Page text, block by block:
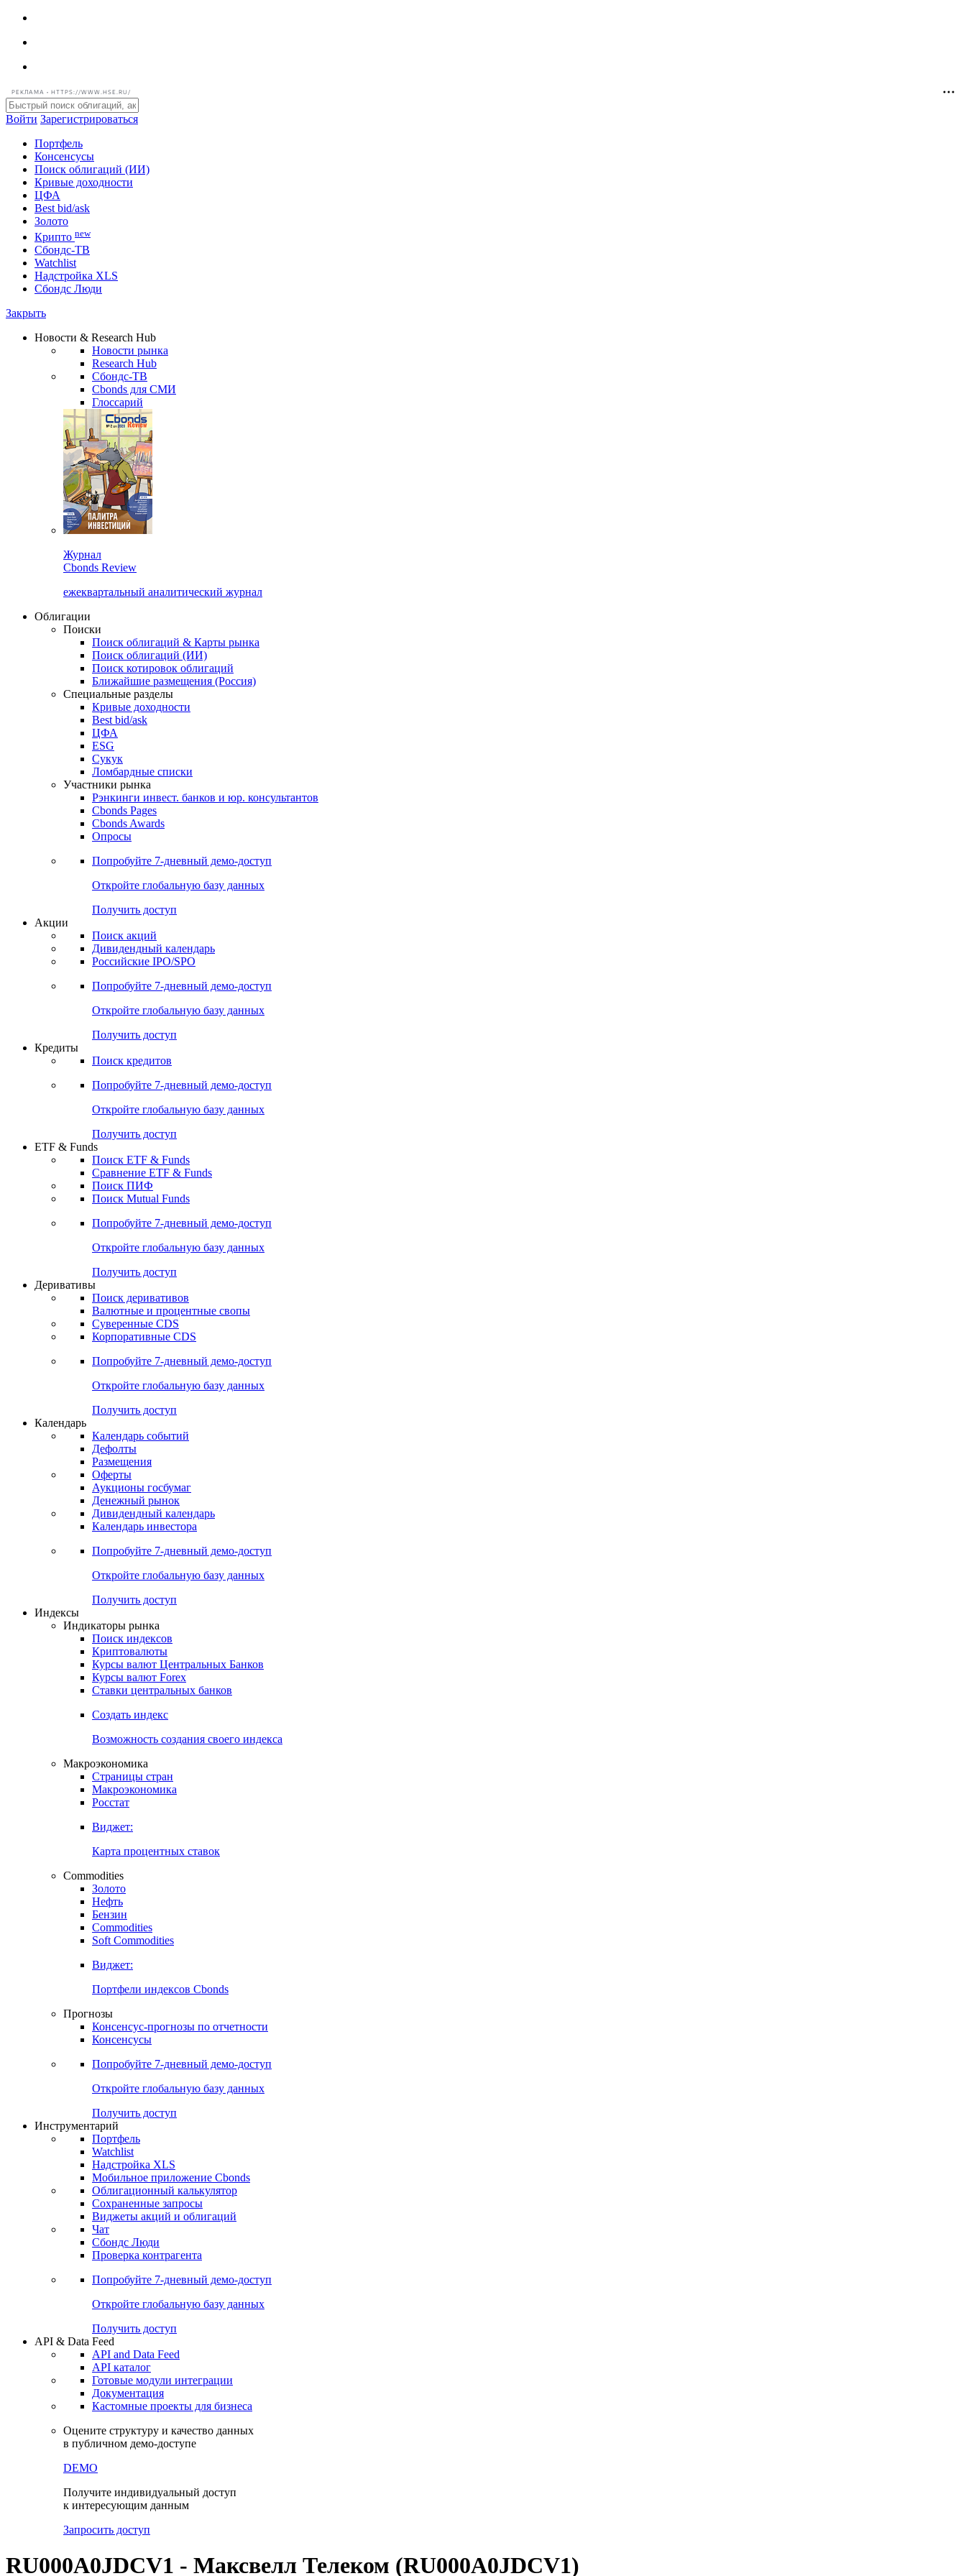
РЕКЛАМА • HTTPS://WWW.HSE.RU/
Войти Зарегистрироваться
Портфель
Консенсусы
Поиск облигаций (ИИ)
Кривые доходности
ЦФА
Best bid/ask
Золото
Криптоnew
Сбондс-ТВ
Надстройка XLS
Сбондс Люди
Новости & Research Hub
Новости рынка
Research Hub
Сбондс-ТВ
Cbonds для СМИ
Глоссарий
Журнал
Cbonds Review
ежеквартальный аналитический журнал
Облигации
Поиски
Поиск облигаций & Карты рынка
Поиск облигаций (ИИ)
Поиск котировок облигаций
Ближайшие размещения (Россия)
Специальные разделы
Кривые доходности
Best bid/ask
ЦФА
ESG
Сукук
Ломбардные списки
Участники рынка
Рэнкинги инвест. банков и юр. консультантов
Cbonds Pages
Cbonds Awards
Опросы
Попробуйте7-дневный
Откройте глобальную базу данных
Получить доступ
Акции
Поиск акций
Дивидендный календарь
Российские IPO/SPO
Попробуйте7-дневный
Откройте глобальную базу данных
Получить доступ
Кредиты
Поиск кредитов
Попробуйте7-дневный
Откройте глобальную базу данных
Получить доступ
ETF & Funds
Поиск ETF & Funds
Сравнение ETF & Funds
Поиск ПИФ
Поиск Mutual Funds
Попробуйте7-дневный
Откройте глобальную базу данных
Получить доступ
Деривативы
Поиск деривативов
Валютные и процентные свопы
Суверенные CDS
Корпоративные CDS
Попробуйте7-дневный
Откройте глобальную базу данных
Получить доступ
Календарь
Календарь событий
Дефолты
Размещения
Оферты
Аукционы госбумаг
Денежный рынок
Дивидендный календарь
Календарь инвестора
Попробуйте7-дневный
Получить доступ
Индикаторы рынка
Поиск индексов
Криптовалюты
Курсы валют Центральных Банков
Курсы валют Forex
Ставки центральных банков
Создать индекс
Возможность создания своего индекса
Макроэкономика
Страницы стран
Макроэкономика
Росстат
Виджет:
Карта процентных ставок
Commodities
Золото
Нефть
Бензин
Commodities
Soft Commodities
Виджет:
Портфели индексов Cbonds
Прогнозы
Консенсус-прогнозы по отчетности
Консенсусы
Попробуйте7-дневный
Откройте глобальную базу данных
Получить доступ
Инструментарий
Портфель
Watchlist
Надстройка XLS
Мобильное приложение Cbonds
Облигационный калькулятор
Сохраненные запросы
Виджеты акций и облигаций
Чат
Сбондс Люди
Проверка контрагента
Попробуйте7-дневный
Откройте глобальную базу данных
Получить доступ
API & Data Feed
API and Data Feed
API каталог
Документация
Кастомные проекты для бизнеса
Оцените структуру и качество данных
в публичном демо-доступе
DEMO
Получите индивидуальный доступ